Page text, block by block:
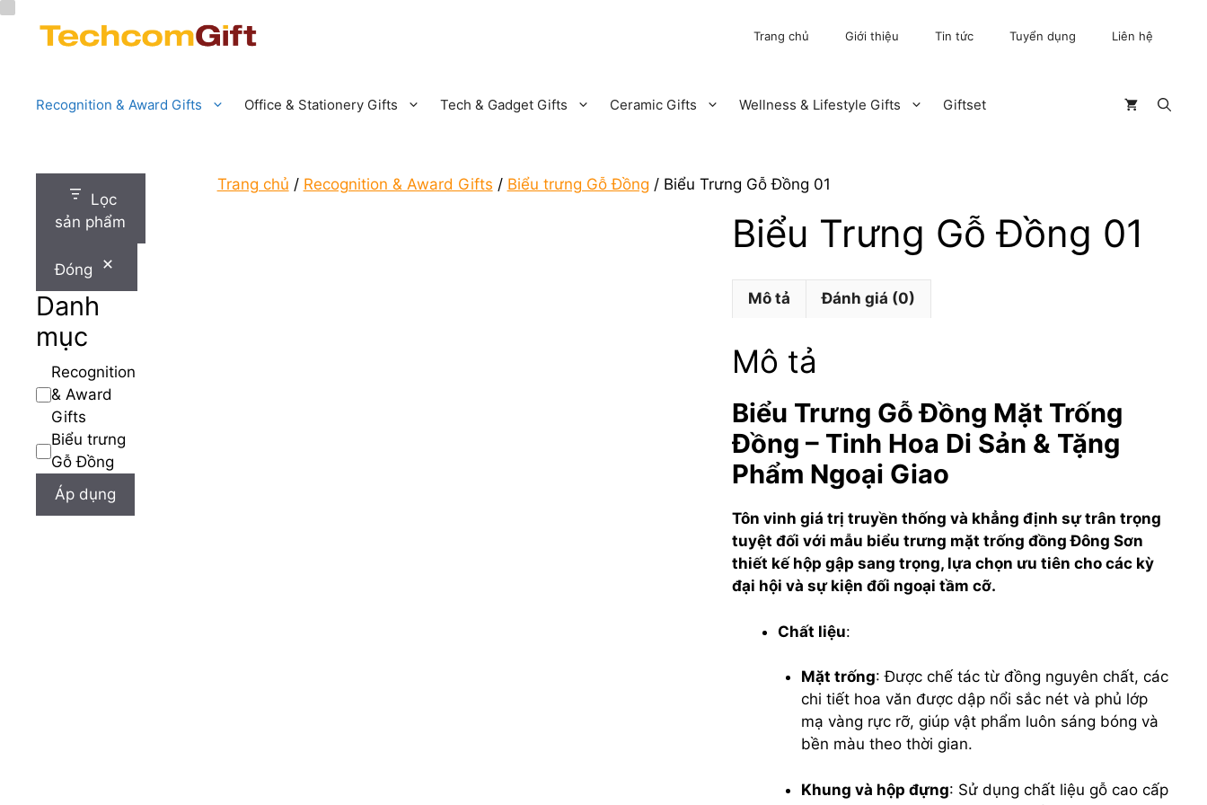
Chuyển
Trang chủ Giới thiệu Tin tức Tuyển dụng Liên hệ
Recognition & Award Gifts Office & Stationery Gifts Tech & Gadget Gifts Ceramic Gifts Wellness & Lifestyle Gifts Giftset
Trang chủ / Recognition & Award Gifts / Biểu trưng Gỗ Đồng / Biểu Trưng Gỗ Đồng 01
Biểu Trưng Gỗ Đồng 01
Mô tả Đánh giá (0)
Mô tả
Biểu Trưng Gỗ Đồng Mặt Trống
Đồng – Tinh Hoa Di Sản & Tặng
Phẩm Ngoại Giao
Tôn vinh giá trị truyền thống và khẳng định sự trân trọng
tuyệt đối với mẫu biểu trưng mặt trống đồng Đông Sơn
thiết kế hộp gập sang trọng, lựa chọn ưu tiên cho các kỳ
đại hội và sự kiện đối ngoại tầm cỡ.
Chất liệu:
Mặt trống: Được chế tác từ đồng nguyên chất, các
chi tiết hoa văn được dập nổi sắc nét và phủ lớp
mạ vàng rực rỡ, giúp vật phẩm luôn sáng bóng và
bền màu theo thời gian.
Khung và hộp đựng: Sử dụng chất liệu gỗ cao cấp
Lọc
sản phẩm
Đóng
Danh
mục
Danh
mục
Recognition
& Award
Gifts
Biểu trưng
Gỗ Đồng
Áp dụng